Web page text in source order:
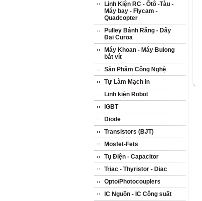
Linh Kiện RC - Ôtô -Tàu -
Máy bay - Flycam -
Quadcopter
Pulley Bánh Răng - Dây
Đai Curoa
Máy Khoan - Máy Bulong
bắt vít
Sản Phẩm Công Nghệ
Tự Làm Mạch in
Linh kiện Robot
IGBT
Diode
Transistors (BJT)
Mosfet-Fets
Tụ Điện - Capacitor
Triac - Thyristor - Diac
Opto/Photocouplers
IC Nguồn - IC Công suất